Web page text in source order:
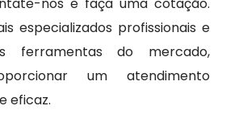
especializados profissionais e
ferramentas do mercado,
um atendimento
eficaz.